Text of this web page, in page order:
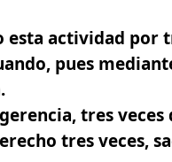
actividad por
pues
tres veces
tres veces,